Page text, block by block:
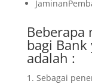
Beberapa
bagi
adalah :
Sebagai